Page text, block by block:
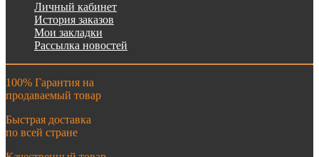
Личный кабинет
История заказов
Мои закладки
Рассылка новостей
100% Гарантия на
продаваемый товар
Быстрая доставка
по всей стране